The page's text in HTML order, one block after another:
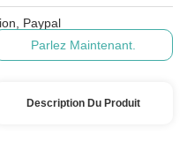
Paypal
Parlez Maintenant.
Description Du Produit